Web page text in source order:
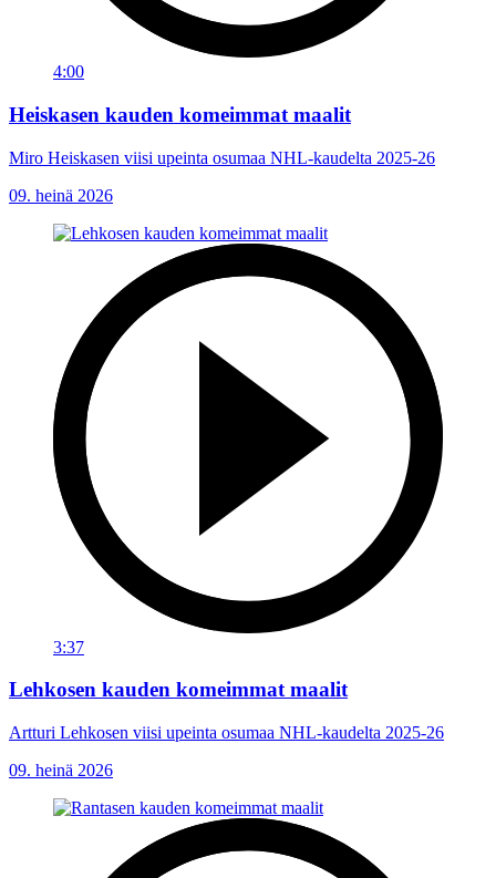
4:00
Heiskasen kauden komeimmat maalit
Miro Heiskasen viisi upeinta osumaa NHL-kaudelta 2025-26
09. heinä 2026
3:37
Lehkosen kauden komeimmat maalit
Artturi Lehkosen viisi upeinta osumaa NHL-kaudelta 2025-26
09. heinä 2026